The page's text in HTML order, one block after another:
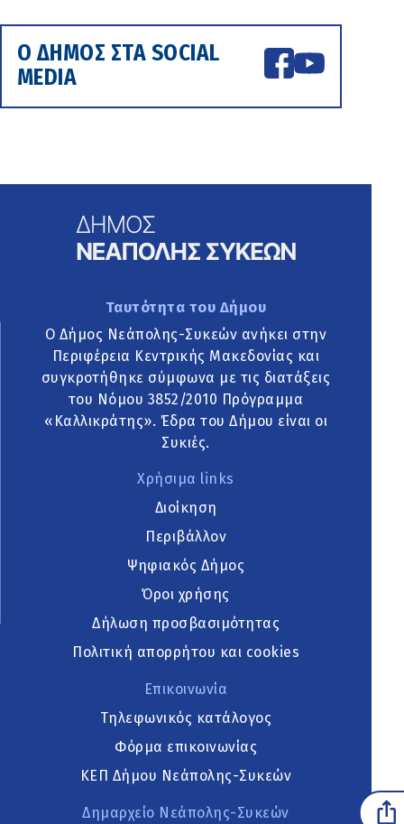
Ο ΔΗΜΟΣ ΣΤΑ SOCIAL
MEDIA
Ταυτότητα του Δήμου
Ο Δήμος Νεάπολης-Συκεών ανήκει στην
Περιφέρεια Κεντρικής Μακεδονίας και
συγκροτήθηκε σύμφωνα με τις διατάξεις
του Νόμου 3852/2010 Πρόγραμμα
«Καλλικράτης». Έδρα του Δήμου είναι οι
Συκιές.
Χρήσιμα links
Διοίκηση
Περιβάλλον
Ψηφιακός Δήμος
Όροι χρήσης
Δήλωση προσβασιμότητας
Πολιτική απορρήτου και cookies
Επικοινωνία
Τηλεφωνικός κατάλογος
Φόρμα επικοινωνίας
ΚΕΠ Δήμου Νεάπολης-Συκεών
Δημαρχείο Νεάπολης-Συκεών